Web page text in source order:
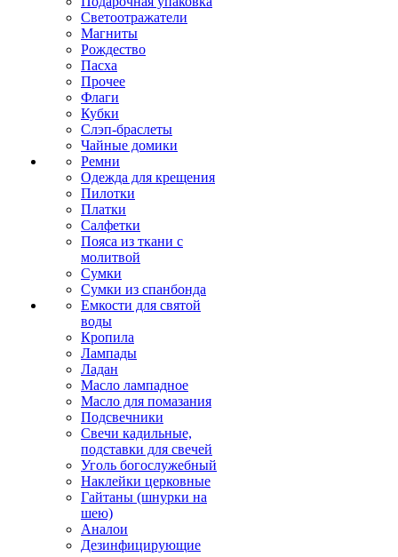
Светоотражатели
Магниты
Рождество
Пасха
Прочее
Флаги
Кубки
Слэп-браслеты
Чайные домики
Ремни
Одежда для крещения
Пилотки
Платки
Салфетки
Пояса из ткани с
молитвой
Сумки
Сумки из спанбонда
Емкости для святой
воды
Кропила
Лампады
Ладан
Масло лампадное
Масло для помазания
Подсвечники
Свечи кадильные,
подставки для свечей
Уголь богослужебный
Наклейки церковные
Гайтаны (шнурки на
шею)
Аналои
Дезинфицирующие